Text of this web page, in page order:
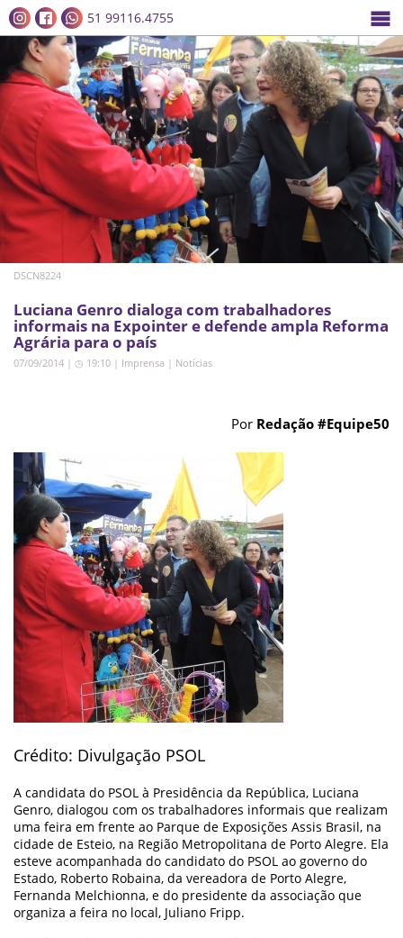
51 99116.4755
DSCN8224
Luciana Genro dialoga com trabalhadores
informais na Expointer e defende ampla Reforma
Agrária para o país
07/09/2014 | ◷ 19:10 | Imprensa | Notícias
Por Redação #Equipe50
Crédito: Divulgação PSOL
A candidata do PSOL à Presidência da República, Luciana
Genro, dialogou com os trabalhadores informais que realizam
uma feira em frente ao Parque de Exposições Assis Brasil, na
cidade de Esteio, na Região Metropolitana de Porto Alegre. Ela
esteve acompanhada do candidato do PSOL ao governo do
Estado, Roberto Robaina, da vereadora de Porto Alegre,
Fernanda Melchionna, e do presidente da associação que
organiza a feira no local, Juliano Fripp.